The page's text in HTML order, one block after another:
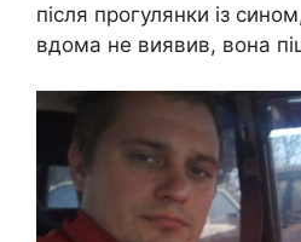
після прогулянки із
вдома не виявив, вона